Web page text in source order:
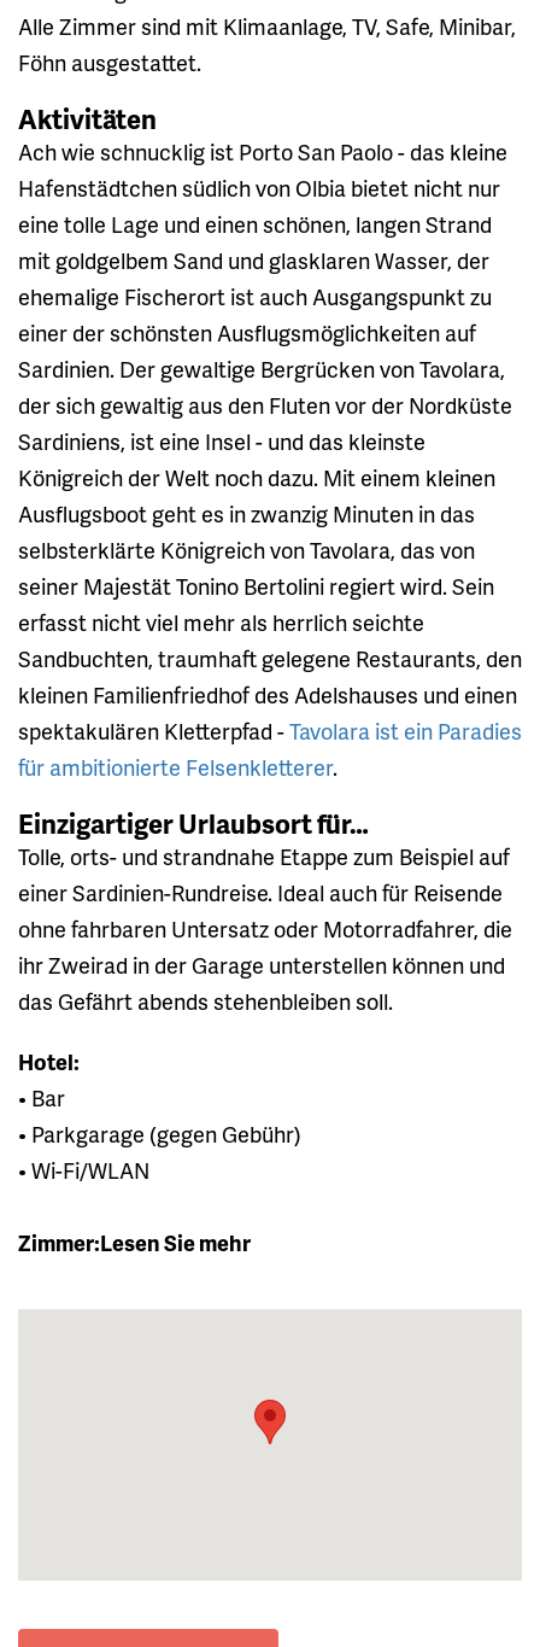
Alle Zimmer sind mit Klimaanlage, TV, Safe, Minibar,
Föhn ausgestattet.
Aktivitäten
Ach wie schnucklig ist Porto San Paolo - das kleine
Hafenstädtchen südlich von Olbia bietet nicht nur
eine tolle Lage und einen schönen, langen Strand
mit goldgelbem Sand und glasklaren Wasser, der
ehemalige Fischerort ist auch Ausgangspunkt zu
einer der schönsten Ausflugsmöglichkeiten auf
Sardinien. Der gewaltige Bergrücken von Tavolara,
der sich gewaltig aus den Fluten vor der Nordküste
Sardiniens, ist eine Insel - und das kleinste
Königreich der Welt noch dazu. Mit einem kleinen
Ausflugsboot geht es in zwanzig Minuten in das
selbsterklärte Königreich von Tavolara, das von
seiner Majestät Tonino Bertolini regiert wird. Sein
erfasst nicht viel mehr als herrlich seichte
Sandbuchten, traumhaft gelegene Restaurants, den
kleinen Familienfriedhof des Adelshauses und einen
spektakulären Kletterpfad -Tavolara ist ein Paradies
für ambitionierte Felsenkletterer.
Einzigartiger Urlaubsort für…
Tolle, orts- und strandnahe Etappe zum Beispiel auf
einer Sardinien-Rundreise. Ideal auch für Reisende
ohne fahrbaren Untersatz oder Motorradfahrer, die
ihr Zweirad in der Garage unterstellen können und
das Gefährt abends stehenbleiben soll.
Hotel:
• Bar
• Parkgarage (gegen Gebühr)
• Wi-Fi/WLAN
Zimmer:Lesen Sie mehr